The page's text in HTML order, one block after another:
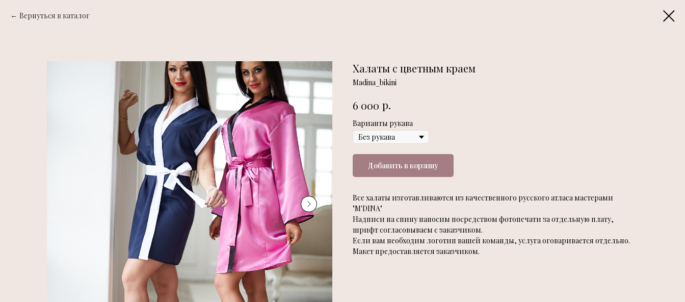
Вернуться в каталог
Халаты с цветным краем
Madina_bikini
6 000 р.
Варианты рукава
Добавить в корзину
Все халаты изготавливаются из качественного русского атласа мастерами
"M'DINA"
Надписи на спину наносим посредством фотопечати за отдельную плату,
шрифт согласовываем с заказчиком.
Если вам необходим логотип вашей команды, услуга оговаривается отдельно.
Макет предоставляется заказчиком.